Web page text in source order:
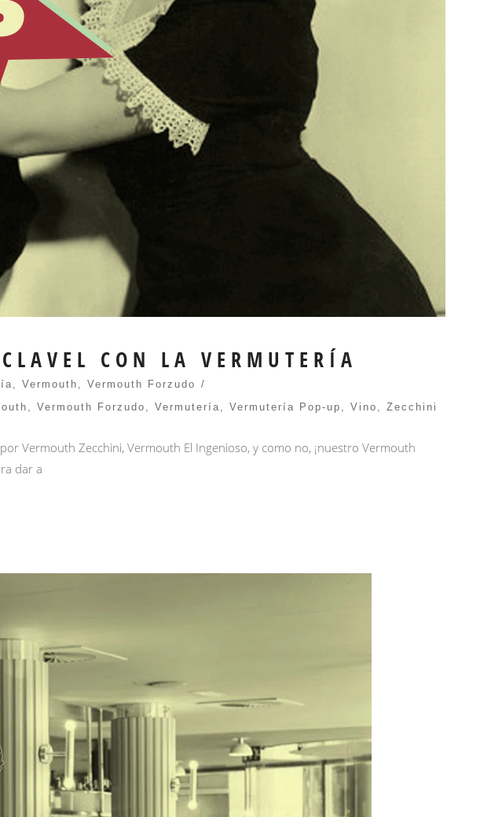
CON LA VERMUTERÍA
Vermouth
Vermouth Forzudo
Vermouth Forzudo Vermutería Vermutería Pop-up Vino Zecchini
Vermouth Zecchini, Vermouth El Ingenioso, y como no, ¡nuestro Vermouth
dar a